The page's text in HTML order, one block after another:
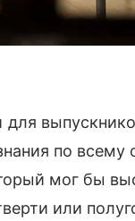
для
по всему
мог бы
или